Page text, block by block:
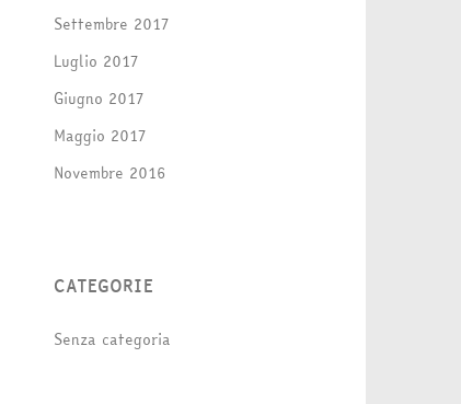
Settembre 2017
Luglio 2017
Giugno 2017
Maggio 2017
Novembre 2016
CATEGORIE
Senza categoria